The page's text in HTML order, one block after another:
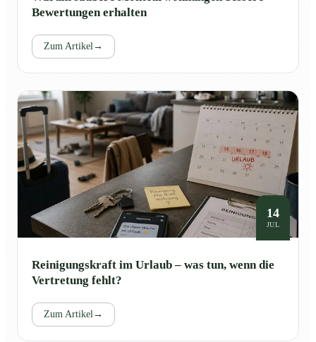
Bewertungen erhalten
Zum Artikel →
14
JUL
Reinigungskraft im Urlaub – was tun, wenn die
Vertretung fehlt?
Zum Artikel →